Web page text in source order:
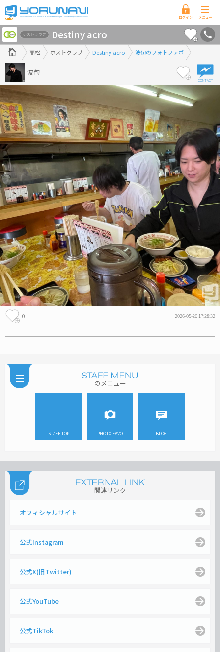
香
川
県
版
高松 ホストクラブ Destiny acro 波旬のフォトファボ
ホストクラブ Destiny acro
波旬
0 2026-05-20 17:28:32
のメニュー
STAFF TOP PHOTO FAVO BLOG
関連リンク
オフィシャルサイト
公式Instagram
公式X(旧Twitter)
公式YouTube
公式TikTok